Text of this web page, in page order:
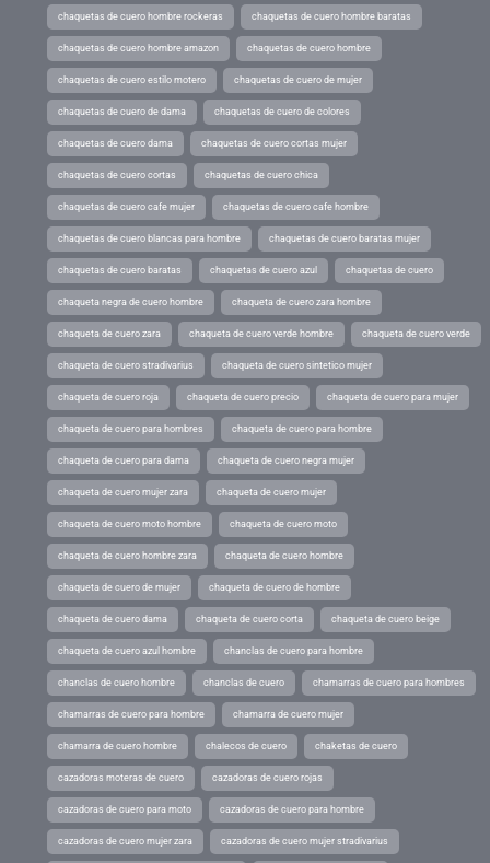
chaquetas de cuero hombre rockeras chaquetas de cuero hombre baratas
chaquetas de cuero hombre amazon chaquetas de cuero hombre
chaquetas de cuero estilo motero chaquetas de cuero de mujer
chaquetas de cuero de dama chaquetas de cuero de colores
chaquetas de cuero dama chaquetas de cuero cortas mujer
chaquetas de cuero cortas chaquetas de cuero chica
chaquetas de cuero cafe mujer chaquetas de cuero cafe hombre
chaquetas de cuero blancas para hombre chaquetas de cuero baratas mujer
chaquetas de cuero baratas chaquetas de cuero azul chaquetas de cuero
chaqueta negra de cuero hombre chaqueta de cuero zara hombre
chaqueta de cuero zara chaqueta de cuero verde hombre chaqueta de cuero verde
chaqueta de cuero stradivarius chaqueta de cuero sintetico mujer
chaqueta de cuero roja chaqueta de cuero precio chaqueta de cuero para mujer
chaqueta de cuero para hombres chaqueta de cuero para hombre
chaqueta de cuero para dama chaqueta de cuero negra mujer
chaqueta de cuero mujer zara chaqueta de cuero mujer
chaqueta de cuero moto hombre chaqueta de cuero moto
chaqueta de cuero hombre zara chaqueta de cuero hombre
chaqueta de cuero de mujer chaqueta de cuero de hombre
chaqueta de cuero dama chaqueta de cuero corta chaqueta de cuero beige
chaqueta de cuero azul hombre chanclas de cuero para hombre
chanclas de cuero hombre chanclas de cuero chamarras de cuero para hombres
chamarras de cuero para hombre chamarra de cuero mujer
chamarra de cuero hombre chalecos de cuero chaketas de cuero
cazadoras moteras de cuero cazadoras de cuero rojas
cazadoras de cuero para moto cazadoras de cuero para hombre
cazadoras de cuero mujer zara cazadoras de cuero mujer stradivarius